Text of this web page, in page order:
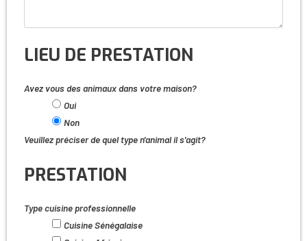
LIEU DE PRESTATION
Avez vous des animaux dans votre maison?
Oui
Non
Veuillez préciser de quel type n'animal il s'agit?
PRESTATION
Type cuisine professionnelle
Cuisine Sénégalaise